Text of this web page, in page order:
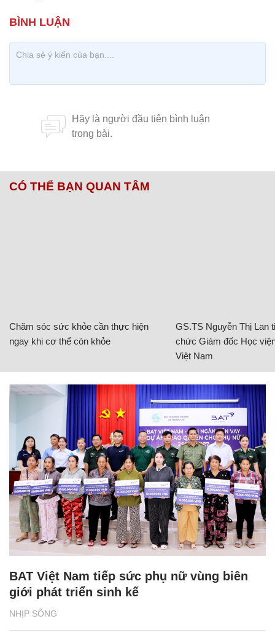
CÓ THỂ BẠN QUAN TÂM
Chăm sóc sức khỏe cần thực hiện
ngay khi cơ thể còn khỏe
GS.TS Nguyễn Thị Lan
chức Giám đốc Học
Việt Nam
NHỊP SỐNG
BAT Việt Nam tiếp sức phụ nữ vùng biên
giới phát triển sinh kế